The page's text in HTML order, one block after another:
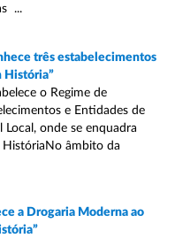
...
três estabelecimentos
História”
o Regime de
e Entidades de
Local, onde se enquadra
âmbito da
a Drogaria Moderna ao